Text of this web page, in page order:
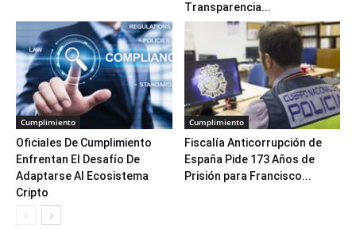
Transparencia...
Cumplimiento
Oficiales De Cumplimiento
Enfrentan El Desafío De
Adaptarse Al Ecosistema
Cripto
Cumplimiento
Fiscalía Anticorrupción de
España Pide 173 Años de
Prisión para Francisco...